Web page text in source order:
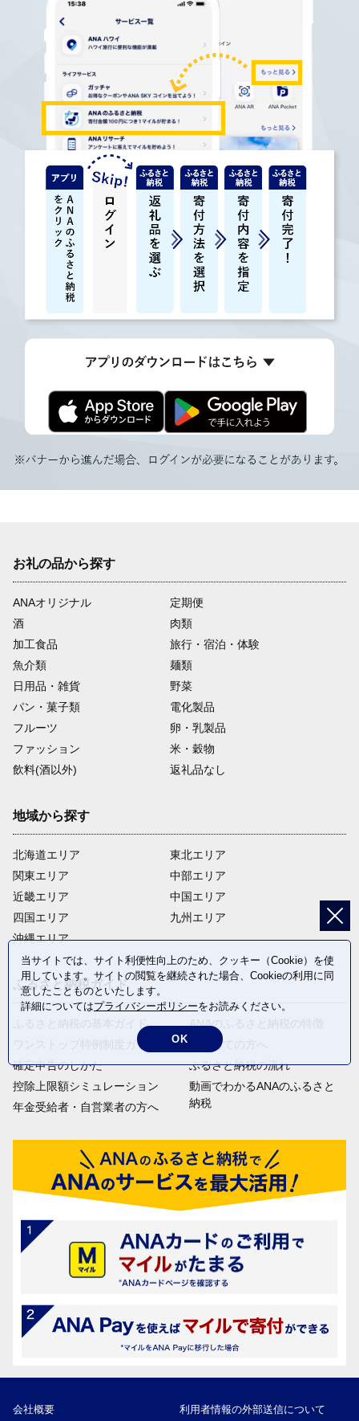
お礼の品から探す
ANAオリジナル
定期便
酒
肉類
加工食品
旅行・宿泊・体験
魚介類
麺類
日用品・雑貨
野菜
パン・菓子類
電化製品
フルーツ
卵・乳製品
ファッション
米・穀物
飲料(酒以外)
返礼品なし
地域から探す
北海道エリア
関東エリア
近畿エリア
四国エリア
沖縄エリア
東北エリア
中部エリア
中国エリア
九州エリア
ふるさと納税ガイド
ふるさと納税の基本ガイド
ワンストップ特例制度ガイド
確定申告のしかた
控除上限額シミュレーション
年金受給者・自営業者の方へ
ANAのふるさと納税の特徴
はじめての方へ
ふるさと納税の流れ
動画でわかるANAのふるさと
納税
会社概要 利用者情報の外部送信について
当サイトでは、サイト利便性向上のため、クッキー（Cookie）を使
用しています。サイトの閲覧を継続された場合、Cookieの利用に同
意したことものといたします。
詳細についてはプライバシーポリシーをお読みください。
OK